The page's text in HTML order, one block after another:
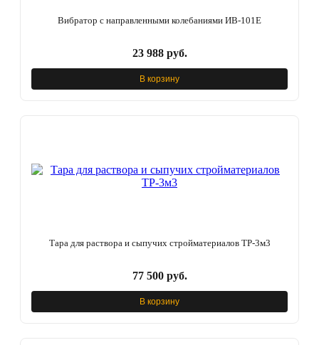
Вибратор с направленными колебаниями ИВ-101Е
23 988 руб.
В корзину
Тара для раствора и сыпучих стройматериалов ТР-3м3
77 500 руб.
В корзину